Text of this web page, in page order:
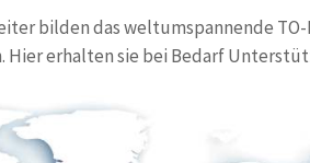
bilden das weltumspannende
Hier erhalten sie bei Bedarf